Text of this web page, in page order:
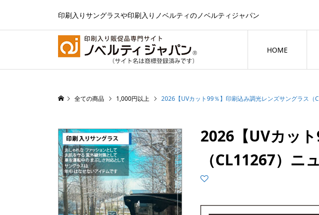
印刷入りサングラスや印刷入りノベルティのノベルティジャパン
HOME
全ての商品 1,000円以上 2026【UVカット99％】印刷込み調光レンズサングラス
2026【UVカッ
（CL11267）